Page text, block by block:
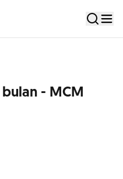
- MCM